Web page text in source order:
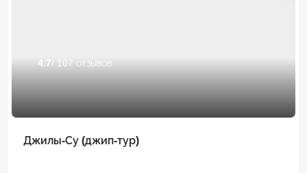
4.7/ 107 отзывов
Джилы-Су (джип-тур)